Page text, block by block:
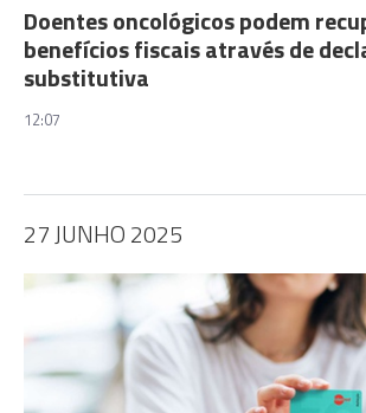
Doentes oncológicos podem
benefícios fiscais através de
substitutiva
12:07
27 JUNHO 2025